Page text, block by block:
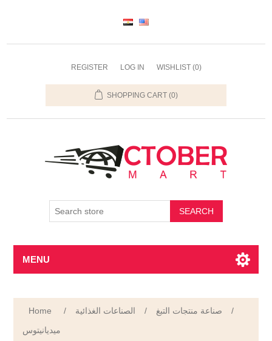
REGISTER LOG IN WISHLIST (0)
SHOPPING CART (0)
SEARCH
MENU
Home / الصناعات الغذائية / صناعة منتجات التبغ
/
ميديانيتوس